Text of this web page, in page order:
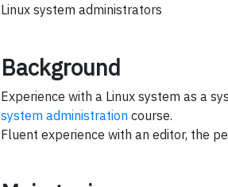
Linux system administrators
Background
Experience with a Linux system as a
system administration course.
Fluent experience with an editor, the